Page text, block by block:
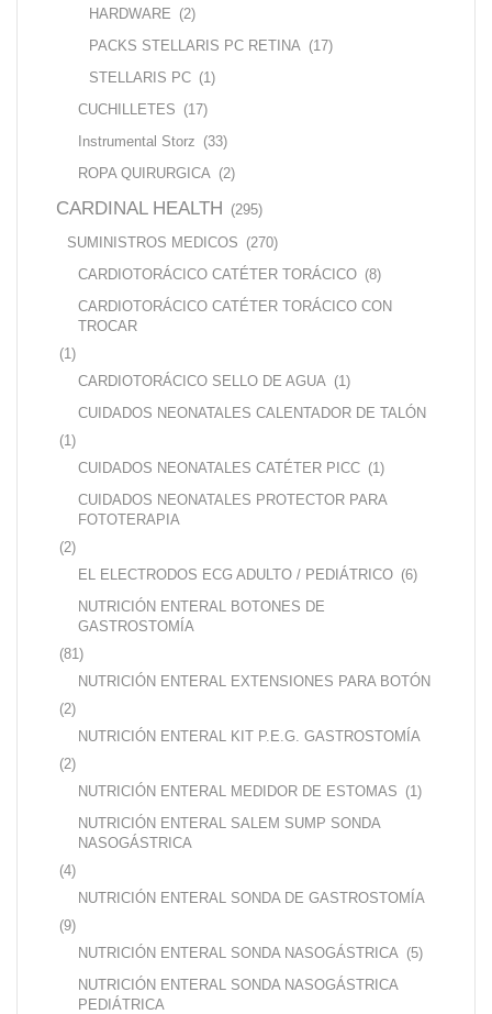
HARDWARE (2)
PACKS STELLARIS PC RETINA (17)
STELLARIS PC (1)
CUCHILLETES (17)
Instrumental Storz (33)
ROPA QUIRURGICA (2)
CARDINAL HEALTH (295)
SUMINISTROS MEDICOS (270)
CARDIOTORÁCICO CATÉTER TORÁCICO (8)
CARDIOTORÁCICO CATÉTER TORÁCICO CON
TROCAR
(1)
CARDIOTORÁCICO SELLO DE AGUA (1)
CUIDADOS NEONATALES CALENTADOR DE TALÓN
(1)
CUIDADOS NEONATALES CATÉTER PICC (1)
CUIDADOS NEONATALES PROTECTOR PARA
FOTOTERAPIA
(2)
EL ELECTRODOS ECG ADULTO / PEDIÁTRICO (6)
NUTRICIÓN ENTERAL BOTONES DE
GASTROSTOMÍA
(81)
NUTRICIÓN ENTERAL EXTENSIONES PARA BOTÓN
(2)
NUTRICIÓN ENTERAL KIT P.E.G. GASTROSTOMÍA
(2)
NUTRICIÓN ENTERAL MEDIDOR DE ESTOMAS (1)
NUTRICIÓN ENTERAL SALEM SUMP SONDA
NASOGÁSTRICA
(4)
NUTRICIÓN ENTERAL SONDA DE GASTROSTOMÍA
(9)
NUTRICIÓN ENTERAL SONDA NASOGÁSTRICA (5)
NUTRICIÓN ENTERAL SONDA NASOGÁSTRICA
PEDIÁTRICA